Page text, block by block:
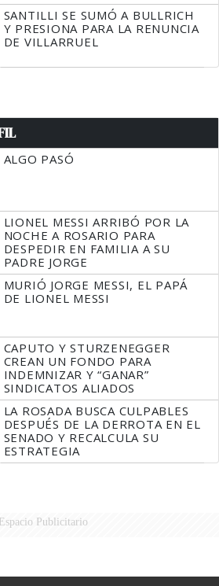
SANTILLI SE SUMÓ A BULLRICH
Y PRESIONA PARA LA RENUNCIA
DE VILLARRUEL
ALGO PASÓ
LIONEL MESSI ARRIBÓ POR LA
NOCHE A ROSARIO PARA
DESPEDIR EN FAMILIA A SU
PADRE JORGE
MURIÓ JORGE MESSI, EL PAPÁ
DE LIONEL MESSI
CAPUTO Y STURZENEGGER
CREAN UN FONDO PARA
INDEMNIZAR Y “GANAR”
SINDICATOS ALIADOS
LA ROSADA BUSCA CULPABLES
DESPUÉS DE LA DERROTA EN EL
SENADO Y RECALCULA SU
ESTRATEGIA
Espacio Publicitario